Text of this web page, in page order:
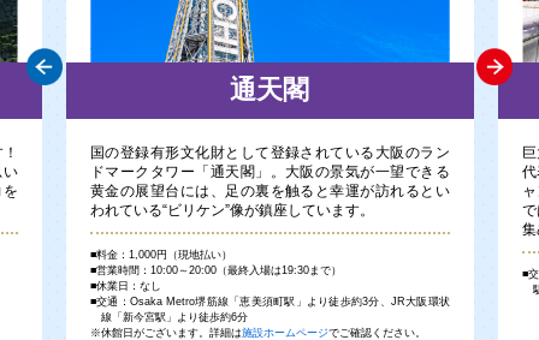
い
通天閣
国の登録有形文化財として登録されている大阪のラン
ドマークタワー「通天閣」。大阪の景気が一望できる
黄金の展望台には、足の裏を触ると幸運が訪れるとい
われている“ビリケン”像が鎮座しています。
■料金：1,000円（現地払い）
■営業時間：10:00～20:00（最終入場は19:30まで）
■休業日：なし
■交通：Osaka Metro堺筋線「恵美須町駅」より徒歩約3分、JR大阪環状
線「新今宮駅」より徒歩約6分
※休館日がございます。詳細は施設ホームページでご確認ください。
集
■